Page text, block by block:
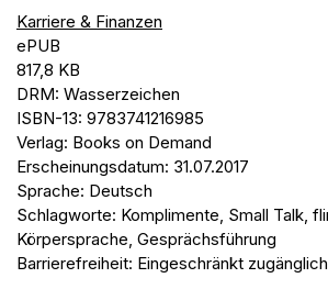
Karriere & Finanzen
ePUB
817,8 KB
DRM: Wasserzeichen
ISBN-13: 9783741216985
Verlag: Books on Demand
Erscheinungsdatum: 31.07.2017
Sprache: Deutsch
Schlagworte: Komplimente, Small Talk,
Körpersprache, Gesprächsführung
Barrierefreiheit: Eingeschränkt zugänglich